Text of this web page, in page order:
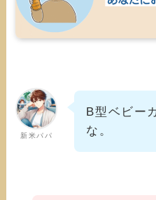
新米パパ
B型ベビー
な。